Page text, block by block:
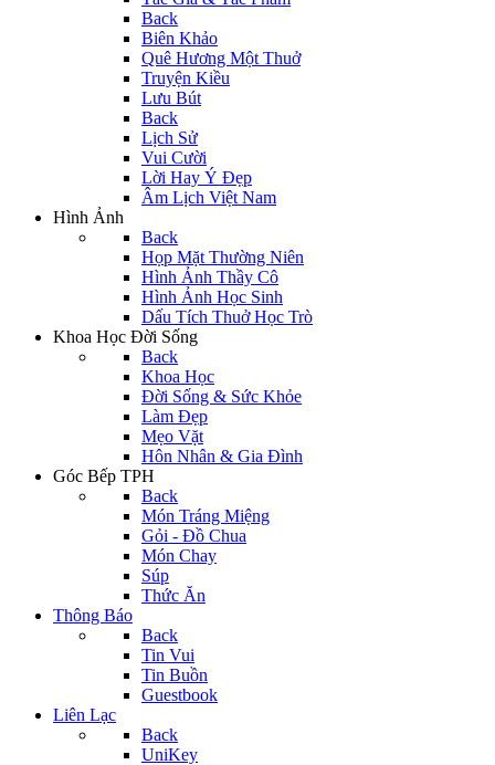
Back
Biên Khảo
Quê Hương Một Thuở
Truyện Kiều
Lưu Bút
Back
Lịch Sử
Vui Cười
Lời Hay Ý Đẹp
Âm Lịch Việt Nam
Hình Ảnh
Back
Họp Mặt Thường Niên
Hình Ảnh Thầy Cô
Hình Ảnh Học Sinh
Dấu Tích Thuở Học Trò
Khoa Học Đời Sống
Back
Khoa Học
Đời Sống & Sức Khỏe
Làm Đẹp
Mẹo Vặt
Hôn Nhân & Gia Đình
Góc Bếp TPH
Back
Món Tráng Miệng
Gỏi - Đồ Chua
Món Chay
Súp
Thức Ăn
Thông Báo
Back
Tin Vui
Tin Buồn
Guestbook
Liên Lạc
Back
UniKey